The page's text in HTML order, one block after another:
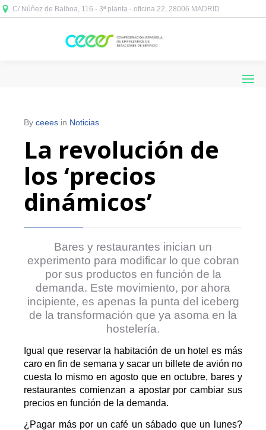
C/ Núñez de Balboa, 116 - 3ª planta - oficina 22, 28006 MADRID
By ceees in Noticias
La revolución de
los ‘precios
dinámicos’
Bares y restaurantes inician un
experimento para modificar lo que cobran
por sus productos en función de la
demanda. Este movimiento, por ahora
incipiente, es apenas la punta del iceberg
de la transformación que ya asoma en la
hostelería.
gual que reservar la habitación de un hotel es más
caro en fin de semana y sacar un billete de avión no
cuesta lo mismo en agosto que en octubre, bares y
restaurantes comienzan a apostar por cambiar sus
precios en función de la demanda.
¿Pagar más por un café un sábado que un lunes?